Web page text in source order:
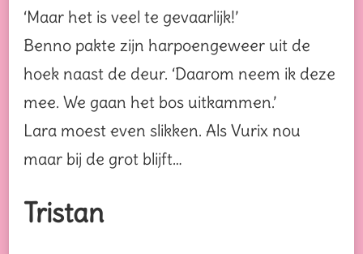
‘Maar het is veel te gevaarlijk!’
Benno pakte zijn harpoengeweer uit de
hoek naast de deur. ‘Daarom neem ik deze
mee. We gaan het bos uitkammen.’
Lara moest even slikken. Als Vurix nou
maar bij de grot blijft…
Tristan